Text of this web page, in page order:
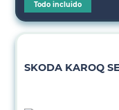
Todo incluido
SKODA KAROQ